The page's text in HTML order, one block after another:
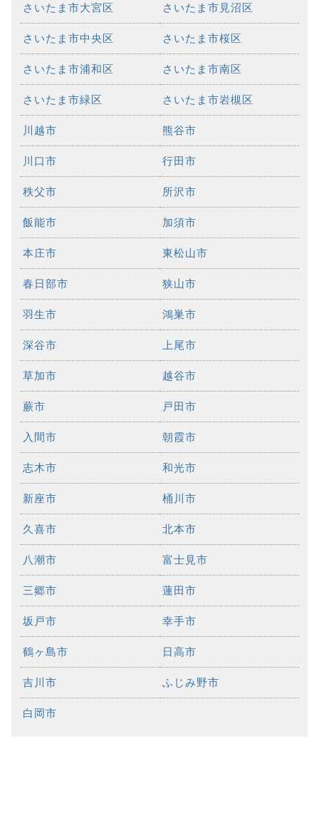
さいたま市大宮区 さいたま市見沼区
さいたま市中央区 さいたま市桜区
さいたま市浦和区 さいたま市南区
さいたま市緑区 さいたま市岩槻区
川越市 熊谷市
川口市 行田市
秩父市 所沢市
飯能市 加須市
本庄市 東松山市
春日部市 狭山市
羽生市 鴻巣市
深谷市 上尾市
草加市 越谷市
蕨市 戸田市
入間市 朝霞市
志木市 和光市
新座市 桶川市
久喜市 北本市
八潮市 富士見市
三郷市 蓮田市
坂戸市 幸手市
鶴ヶ島市 日高市
吉川市 ふじみ野市
白岡市